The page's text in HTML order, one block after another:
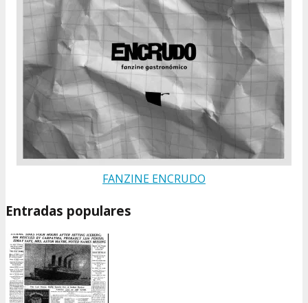
FANZINE ENCRUDO
Entradas populares